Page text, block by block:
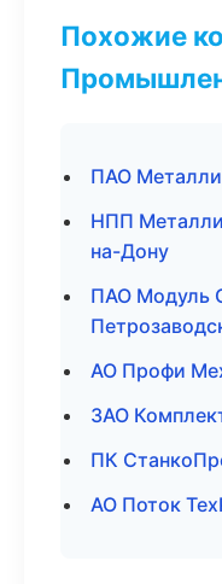
Похожие
ПАО
НПП
на-Дону
ПАО Модуль
АО Профи
ЗАО
ПК
АО Поток